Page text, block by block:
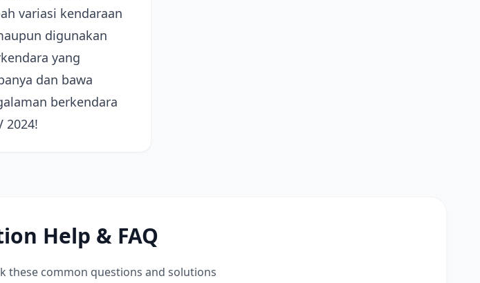
variasi kendaraan
digunakan
yang
dan bawa
berkendara
2024!
Help & FAQ
these common questions and solutions